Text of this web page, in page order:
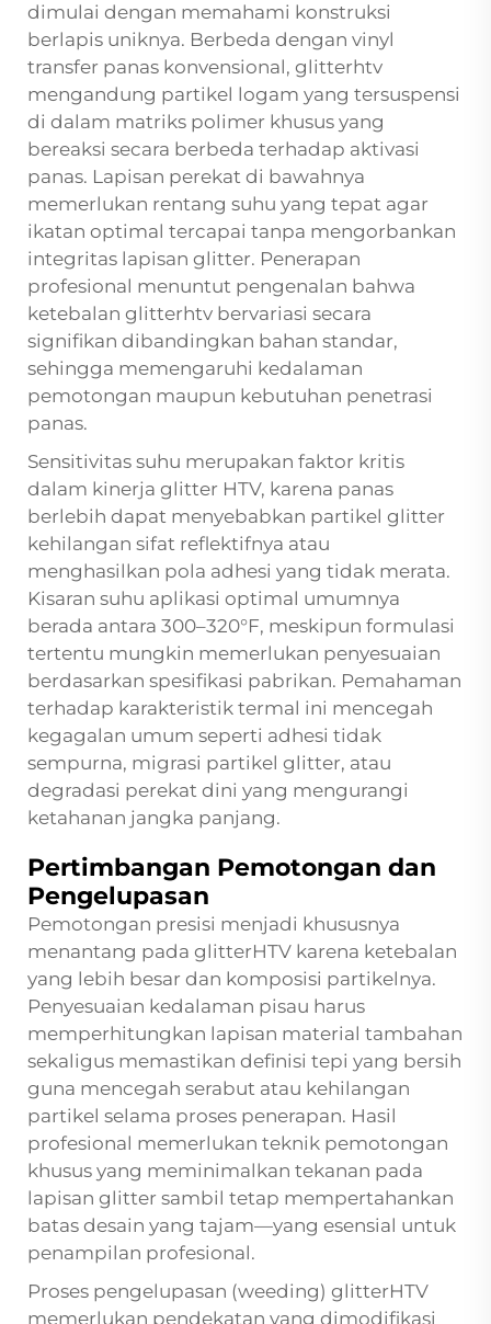
dimulai dengan memahami konstruksi
berlapis uniknya. Berbeda dengan vinyl
transfer panas konvensional, glitterhtv
mengandung partikel logam yang tersuspensi
di dalam matriks polimer khusus yang
bereaksi secara berbeda terhadap aktivasi
panas. Lapisan perekat di bawahnya
memerlukan rentang suhu yang tepat agar
ikatan optimal tercapai tanpa mengorbankan
integritas lapisan glitter. Penerapan
profesional menuntut pengenalan bahwa
ketebalan glitterhtv bervariasi secara
signifikan dibandingkan bahan standar,
sehingga memengaruhi kedalaman
pemotongan maupun kebutuhan penetrasi
panas.
Sensitivitas suhu merupakan faktor kritis
dalam kinerja glitter HTV, karena panas
berlebih dapat menyebabkan partikel glitter
kehilangan sifat reflektifnya atau
menghasilkan pola adhesi yang tidak merata.
Kisaran suhu aplikasi optimal umumnya
berada antara 300–320°F, meskipun formulasi
tertentu mungkin memerlukan penyesuaian
berdasarkan spesifikasi pabrikan. Pemahaman
terhadap karakteristik termal ini mencegah
kegagalan umum seperti adhesi tidak
sempurna, migrasi partikel glitter, atau
degradasi perekat dini yang mengurangi
ketahanan jangka panjang.
Pertimbangan Pemotongan dan
Pengelupasan
Pemotongan presisi menjadi khususnya
menantang pada glitterHTV karena ketebalan
yang lebih besar dan komposisi partikelnya.
Penyesuaian kedalaman pisau harus
memperhitungkan lapisan material tambahan
sekaligus memastikan definisi tepi yang bersih
guna mencegah serabut atau kehilangan
partikel selama proses penerapan. Hasil
profesional memerlukan teknik pemotongan
khusus yang meminimalkan tekanan pada
lapisan glitter sambil tetap mempertahankan
batas desain yang tajam—yang esensial untuk
penampilan profesional.
Proses pengelupasan (weeding) glitterHTV
memerlukan pendekatan yang dimodifikasi